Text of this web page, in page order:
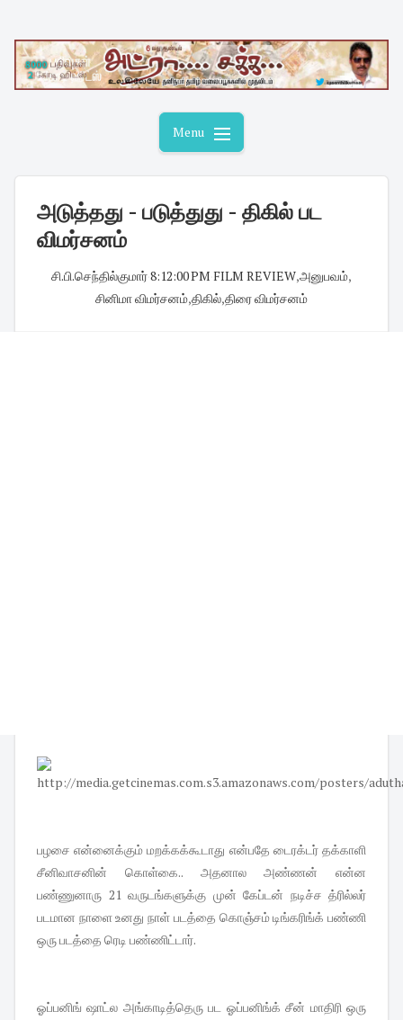
content
Menu
அடுத்தது - படுத்துது - திகில் பட
விமர்சனம்
சி.பி.செந்தில்குமார்8:12:00 PM FILM REVIEW,அனுபவம்,
சினிமா விமர்சனம்,திகில்,திரை விமர்சனம்
பழசை என்னைக்கும் மறக்கக்கூடாது என்பதே டைரக்டர் தக்காளி
சீனிவாசனின் கொள்கை.. அதனால அண்ணன் என்ன
பண்ணுனாரு 21 வருடங்களுக்கு முன் கேப்டன் நடிச்ச த்ரில்லர்
படமான நாளை உனது நாள் படத்தை கொஞ்சம் டிங்கரிங்க் பண்ணி
ஒரு படத்தை ரெடி பண்ணிட்டார்.
ஓப்பனிங் ஷாட்ல அங்காடித்தெரு பட ஓப்பனிங்க் சீன் மாதிரி ஒரு